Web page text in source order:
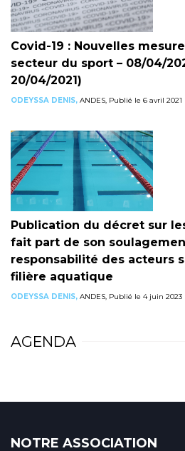
Covid-19 : Nouvelles
secteur du sport – 08/04/
20/04/2021)
ODEYSSA DENIS, ANDES, Publié le 6 avril 2021
Publication du décret sur les
fait part de son
responsabilité des acteurs
filière aquatique
ODEYSSA DENIS, ANDES, Publié le 4 juin 2023
AGENDA
NOTRE ASSOCIATION